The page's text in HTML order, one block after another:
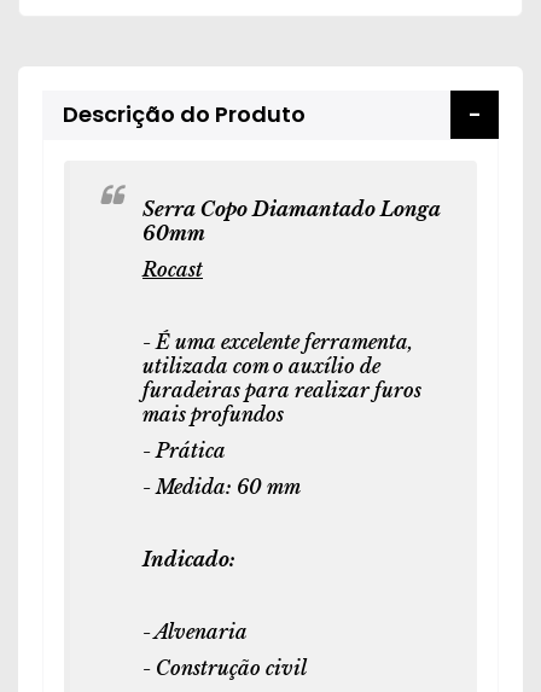
Descrição do Produto
Serra Copo Diamantado Longa
60mm
Rocast
- É uma excelente ferramenta,
utilizada com o auxílio de
furadeiras para realizar furos
mais profundos
- Prática
- Medida: 60 mm
Indicado:
- Alvenaria
- Construção civil